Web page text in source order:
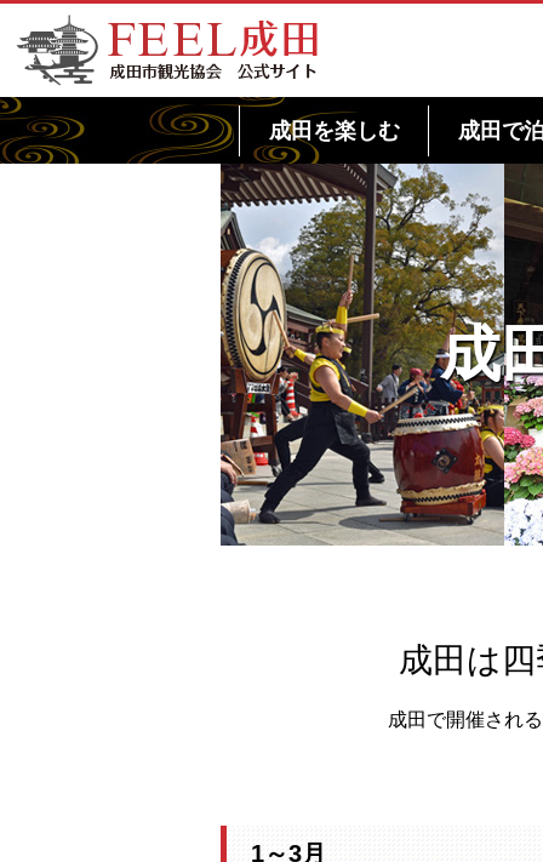
FEEL成田 成田市観光協会 公式サイト
成田を楽しむ 成田で
成
成田は
成田で開催され
1～3月